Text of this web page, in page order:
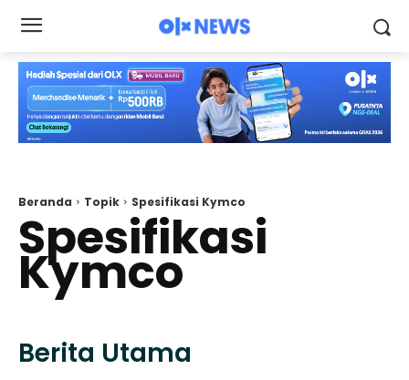
Beranda Topik Spesifikasi Kymco
Spesifikasi
Kymco
Berita Utama